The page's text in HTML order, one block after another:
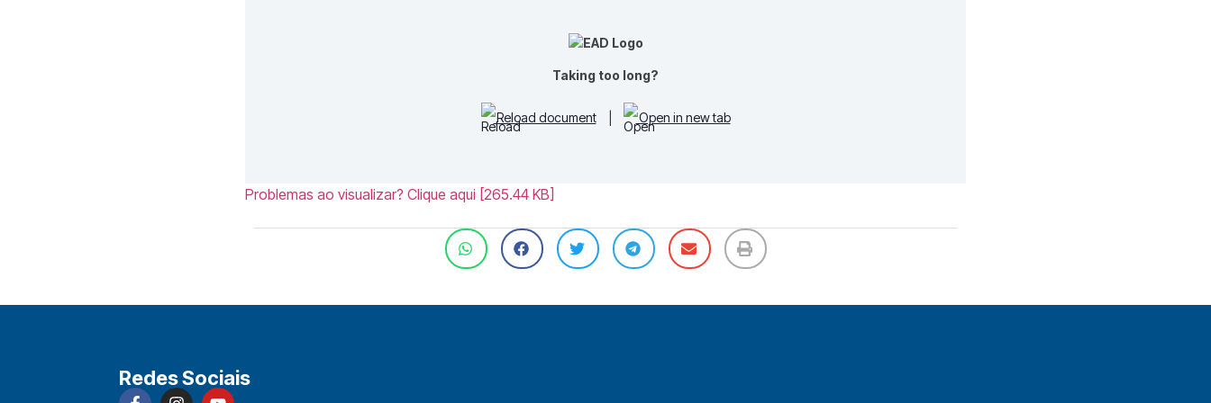
Taking too long?
Reload document Open in new tab
Problemas ao visualizar? Clique aqui [265.44 KB]
Redes Sociais